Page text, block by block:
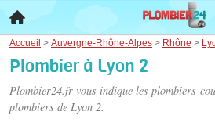
Accueil > Auvergne-Rhône-Alpes > Rhône >
Plombier à Lyon 2
Plombier24.fr vous indique les plombiers-
plombiers de Lyon 2.